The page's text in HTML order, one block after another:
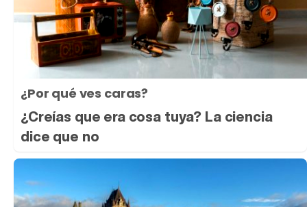
¿Por qué ves caras?
¿Creías que era cosa tuya? La ciencia
dice que no